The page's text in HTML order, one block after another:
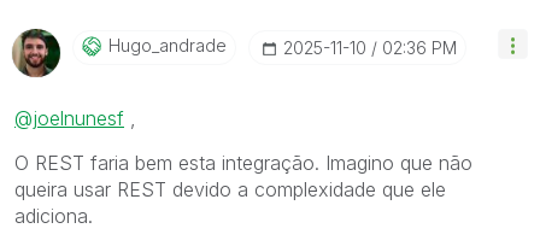
Hugo_andrade ‎2025-11-10 02:36 PM
@joelnunesf
O REST faria bem esta integração. Imagino que não
queira usar REST devido a complexidade que ele
adiciona.